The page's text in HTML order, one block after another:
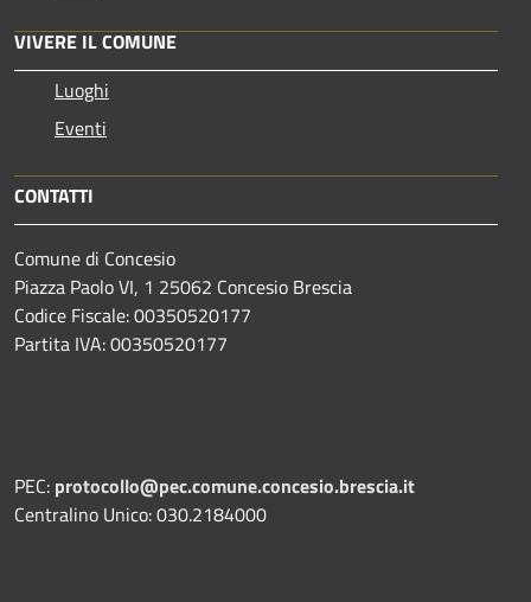
VIVERE IL COMUNE
Luoghi
Eventi
CONTATTI
Comune di Concesio
Piazza Paolo VI, 1 25062 Concesio Brescia
Codice Fiscale: 00350520177
Partita IVA: 00350520177
PEC: protocollo@pec.comune.concesio.brescia.it
Centralino Unico: 030.2184000